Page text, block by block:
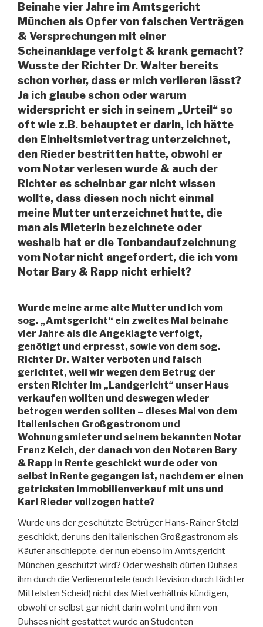
Beinahe vier Jahre im Amtsgericht
München als Opfer von falschen Verträgen
& Versprechungen mit einer
Scheinanklage verfolgt & krank gemacht?
Wusste der Richter Dr. Walter bereits
schon vorher, dass er mich verlieren lässt?
Ja ich glaube schon oder warum
widerspricht er sich in seinem „Urteil“ so
oft wie z.B. behauptet er darin, ich hätte
den Einheitsmietvertrag unterzeichnet,
den Rieder bestritten hatte, obwohl er
vom Notar verlesen wurde & auch der
Richter es scheinbar gar nicht wissen
wollte, dass diesen noch nicht einmal
meine Mutter unterzeichnet hatte, die
man als Mieterin bezeichnete oder
weshalb hat er die Tonbandaufzeichnung
vom Notar nicht angefordert, die ich vom
Notar Bary & Rapp nicht erhielt?
Wurde meine arme alte Mutter und ich vom
sog. „Amtsgericht“ ein zweites Mal beinahe
vier Jahre als die Angeklagte verfolgt,
genötigt und erpresst, sowie von dem sog.
Richter Dr. Walter verboten und falsch
gerichtet, weil wir wegen dem Betrug der
ersten Richter im „Landgericht“ unser Haus
verkaufen wollten und deswegen wieder
betrogen werden sollten – dieses Mal von dem
italienischen Großgastronom und
Wohnungsmieter und seinem bekannten Notar
Franz Kelch, der danach von den Notaren Bary
& Rapp in Rente geschickt wurde oder von
selbst in Rente gegangen ist, nachdem er einen
getricksten Immobilienverkauf mit uns und
Karl Rieder vollzogen hatte?
Wurde uns der geschützte Betrüger Hans-Rainer Stelzl
geschickt, der uns den italienischen Großgastronom als
Käufer anschleppte, der nun ebenso im Amtsgericht
München geschützt wird? Oder weshalb dürfen Duhses
ihm durch die Verliererurteile (auch Revision durch Richter
Mittelsten Scheid) nicht das Mietverhältnis kündigen,
obwohl er selbst gar nicht darin wohnt und ihm von
Duhses nicht gestattet wurde an Studenten